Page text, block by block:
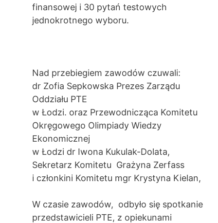
finansowej i 30 pytań testowych
jednokrotnego wyboru.
Nad przebiegiem zawodów czuwali:
dr Zofia Sepkowska Prezes Zarządu
Oddziału PTE
w Łodzi. oraz Przewodnicząca Komitetu
Okręgowego Olimpiady Wiedzy
Ekonomicznej
w Łodzi dr Iwona Kukulak-Dolata,
Sekretarz Komitetu Grażyna Zerfass
i członkini Komitetu mgr Krystyna Kielan,
W czasie zawodów, odbyło się spotkanie
przedstawicieli PTE, z opiekunami